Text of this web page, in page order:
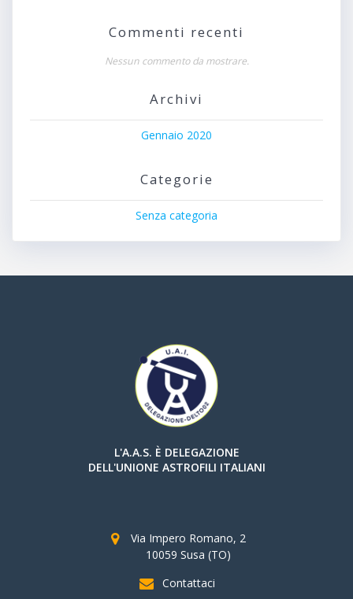
Commenti recenti
Nessun commento da mostrare.
Archivi
Gennaio 2020
Categorie
Senza categoria
L'A.A.S. È DELEGAZIONE
DELL'UNIONE ASTROFILI ITALIANI
Via Impero Romano, 2
10059 Susa (TO)
Contattaci